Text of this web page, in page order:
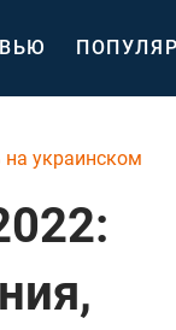
на украинском